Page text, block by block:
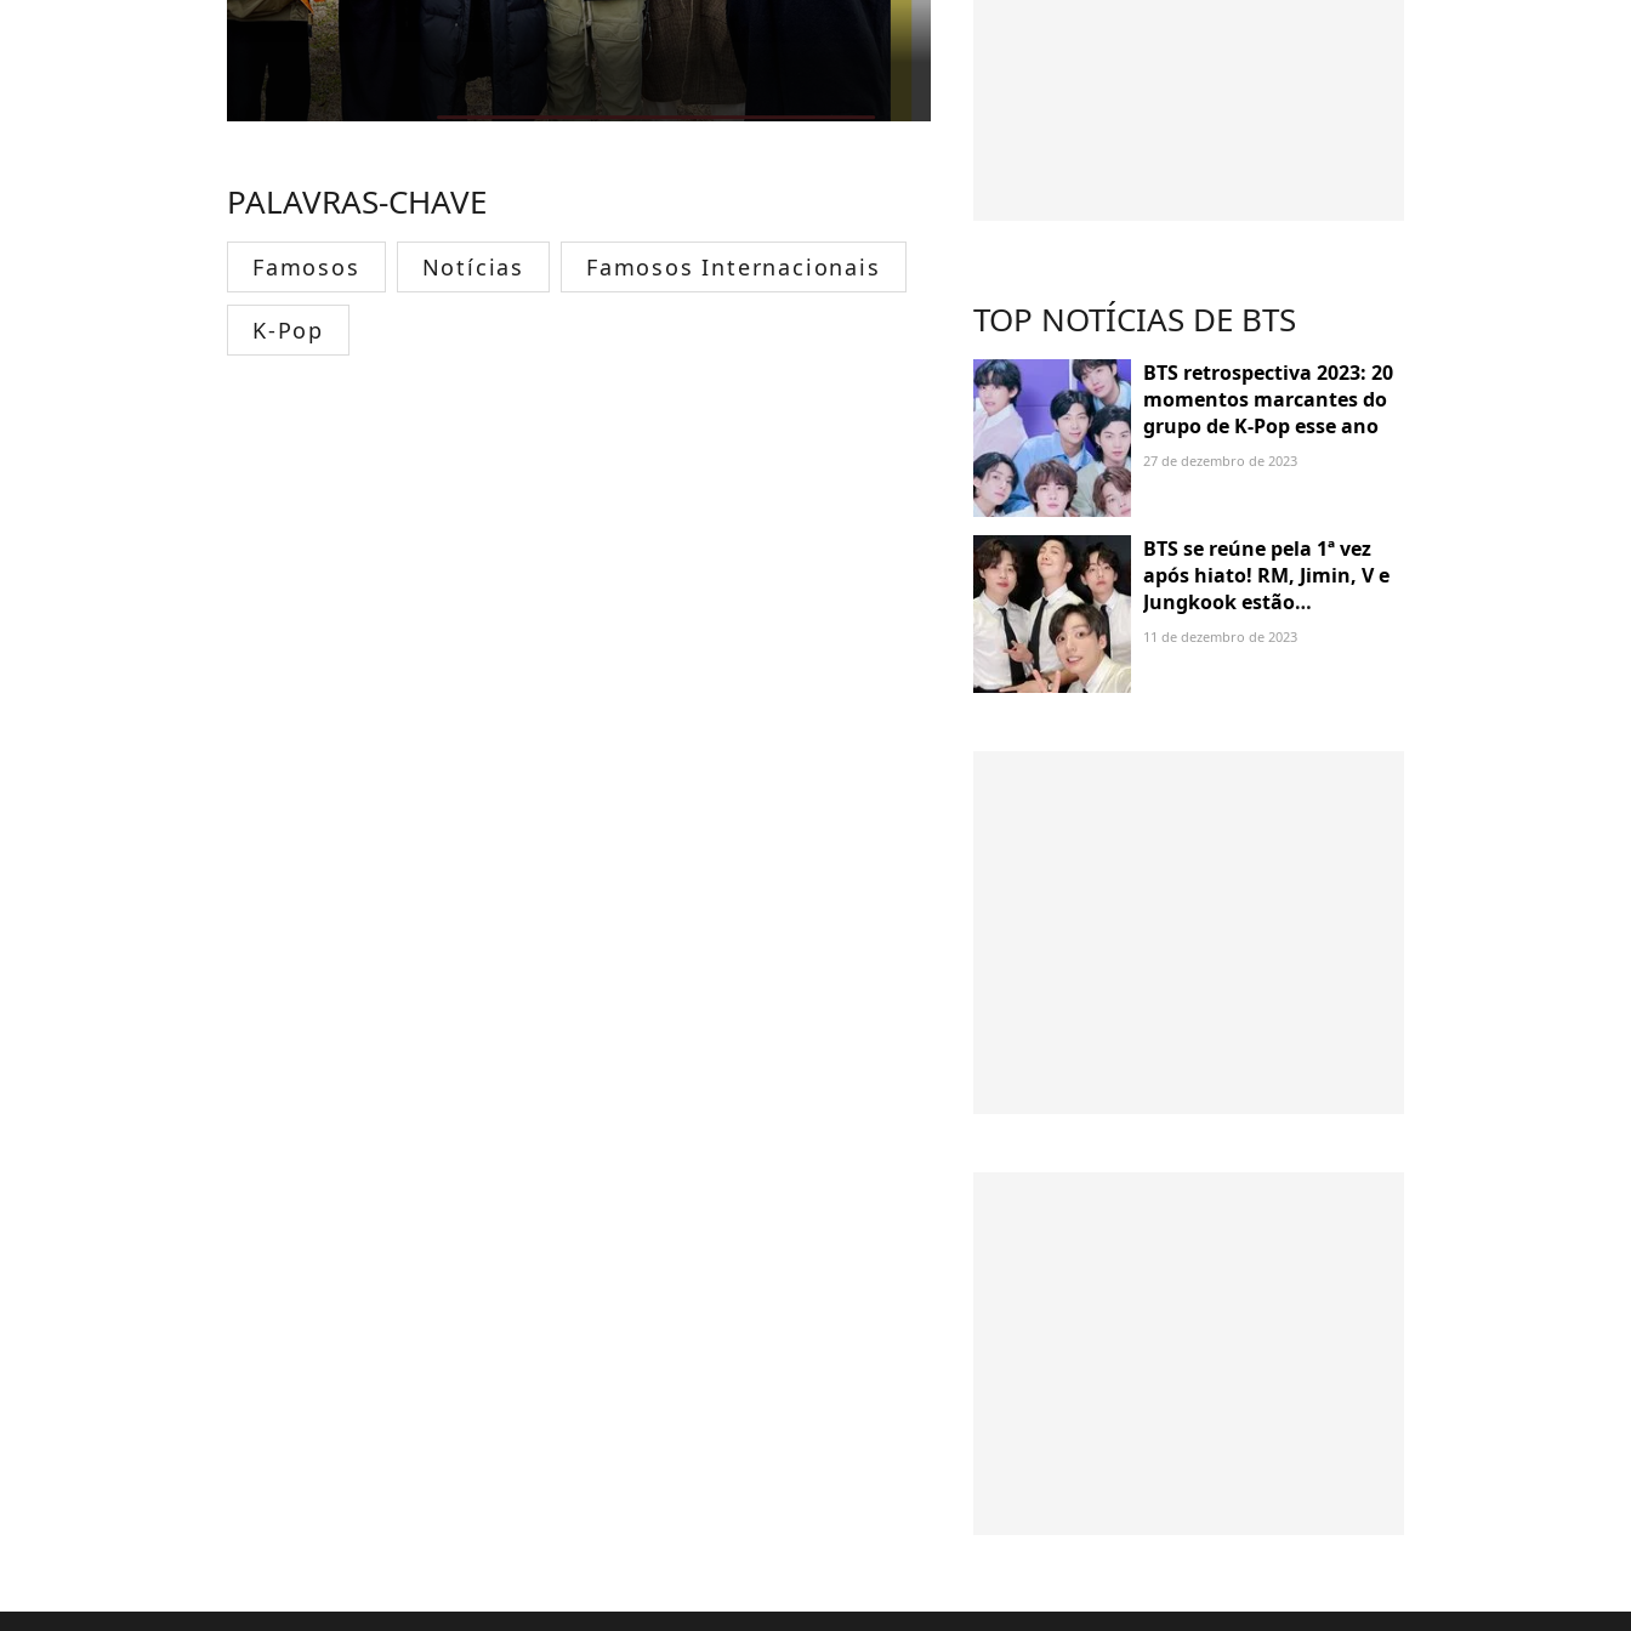
PALAVRAS-CHAVE
Famosos Notícias Famosos Internacionais
K-Pop TOP NOTÍCIAS DE BTS
BTS retrospectiva 2023: 20
momentos marcantes do
grupo de K-Pop esse ano
27 de dezembro de 2023
BTS se reúne pela 1ª vez
após hiato! RM, Jimin, V e
Jungkook estão
oficialmente com cabeça
11 de dezembro de 2023